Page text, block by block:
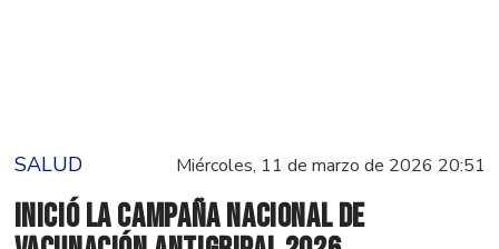
SALUD Miércoles, 11 de marzo de 2026 20:51
Inició la campaña nacional de